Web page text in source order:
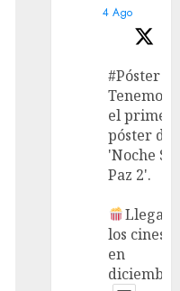
4 Ago
#Póster
Tenemos
el primer
póster de
'Noche
Paz 2'.
Llega a
los cines
en